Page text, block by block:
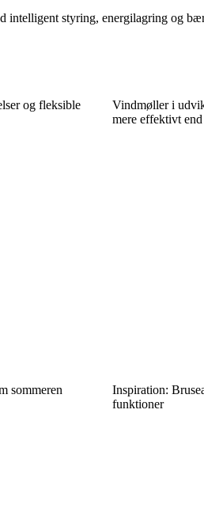
intelligent styring, energilagring og
og fleksible
Vindmøller i
mere effektivt
sommeren
Inspiration:
funktioner